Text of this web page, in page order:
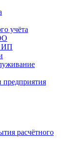
учёта
ИП
предприятия
расчётного